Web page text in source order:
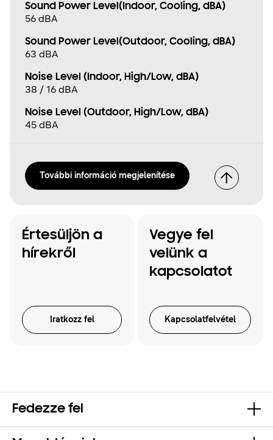
Sound Power Level(Indoor, Cooling, dBA)
56 dBA
Sound Power Level(Outdoor, Cooling, dBA)
63 dBA
Noise Level (Indoor, High/Low, dBA)
38 / 16 dBA
Noise Level (Outdoor, High/Low, dBA)
45 dBA
További információ megjelenítése
Értesüljön a
hírekről
Iratkozz fel
Vegye fel
velünk a
kapcsolatot
Kapcsolatfelvétel
Fedezze fel